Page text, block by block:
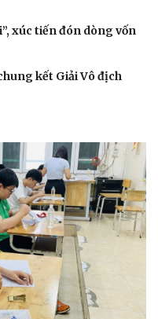
trí
xúc tiến đón dòng vốn
kết Giải Vô địch